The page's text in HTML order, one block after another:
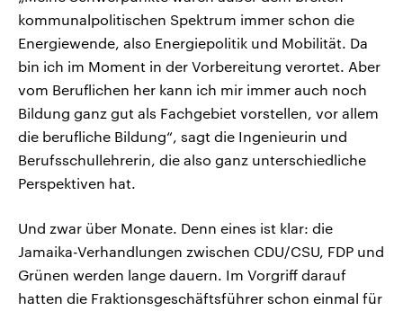
kommunalpolitischen Spektrum immer schon die
Energiewende, also Energiepolitik und Mobilität. Da
bin ich im Moment in der Vorbereitung verortet. Aber
vom Beruflichen her kann ich mir immer auch noch
Bildung ganz gut als Fachgebiet vorstellen, vor allem
die berufliche Bildung“, sagt die Ingenieurin und
Berufsschullehrerin, die also ganz unterschiedliche
Perspektiven hat.
Und zwar über Monate. Denn eines ist klar: die
Jamaika-Verhandlungen zwischen CDU/CSU, FDP und
Grünen werden lange dauern. Im Vorgriff darauf
hatten die Fraktionsgeschäftsführer schon einmal für